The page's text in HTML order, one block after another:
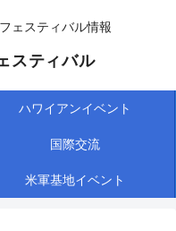
ェスティバル情報
スティバル
ハワイアンイベント
国際交流
米軍基地イベント